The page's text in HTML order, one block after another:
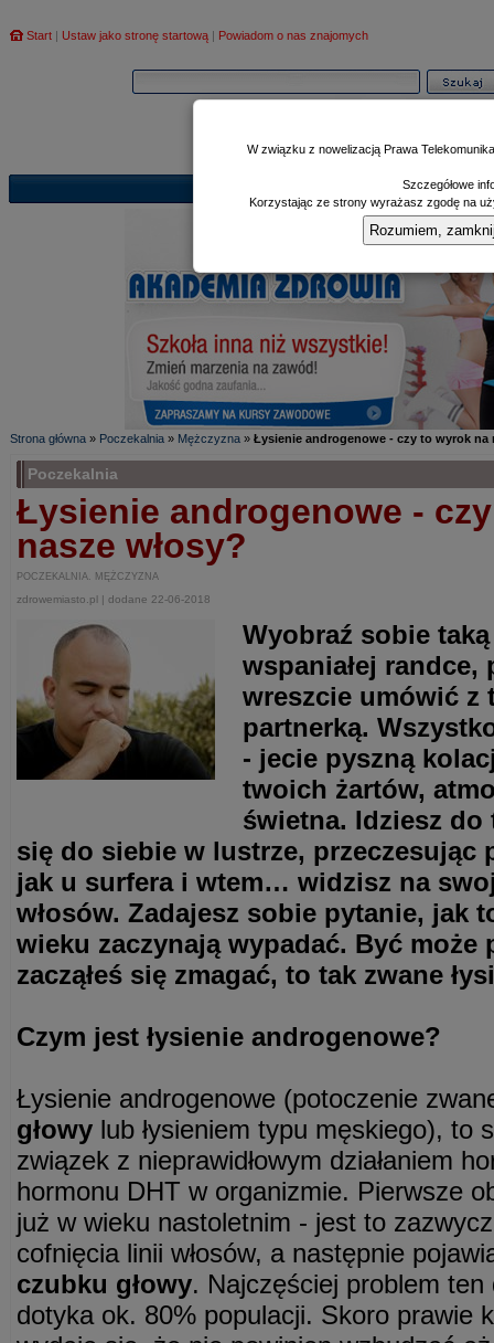
Start | Ustaw jako stronę startową | Powiadom o nas znajomych
Poczekalnia|
Strona główna » Poczekalnia » Mężczyzna » Łysienie androgenowe - czy to wyrok na
Poczekalnia
Łysienie androgenowe -
nasze włosy?
POCZEKALNIA. MĘŻCZYZNA
zdrowemiasto.pl | dodane 22-06-2018
Wyobraź sobie
wspaniałej randce,
wreszcie umówić z
partnerką.
- jecie pyszną
twoich żartów,
świetna. Idziesz do
się do siebie w lustrze, przeczesując
jak u surfera i wtem… widzisz na
włosów. Zadajesz sobie pytanie, jak
wieku zaczynają wypadać. Być może
zacząłeś się zmagać, to tak zwane
Czym jest łysienie androgenowe?
Łysienie androgenowe (potoczenie
głowy lub łysieniem typu męskiego), to
związek z nieprawidłowym działaniem
hormonu DHT w organizmie. Pierwsze
już w wieku nastoletnim - jest to
cofnięcia linii włosów, a następnie
czubku głowy. Najczęściej problem
dotyka ok. 80% populacji. Skoro prawie
W związku z nowelizacją Prawa
Szczegółowe
Korzystając ze strony wyrażasz zgodę na
Rozumiem,